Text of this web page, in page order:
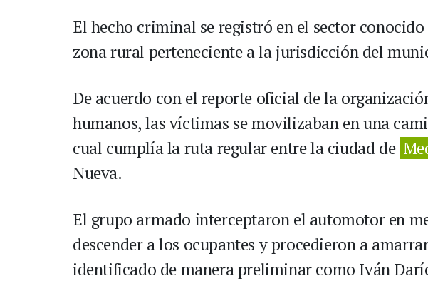
El hecho criminal se registró en el sector
zona rural perteneciente a la jurisdicción del
De acuerdo con el reporte oficial de la
humanos, las víctimas se movilizaban en una
cual cumplía la ruta regular entre la ciudad de
Nueva.
El grupo armado interceptaron el automotor en
descender a los ocupantes y procedieron a
identificado de manera preliminar como Iván